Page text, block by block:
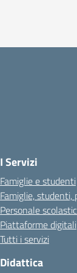
I Servizi
Famiglie e studenti
Famiglie, studenti,
Personale
Piattaforme digitali
Tutti i servizi
Didattica